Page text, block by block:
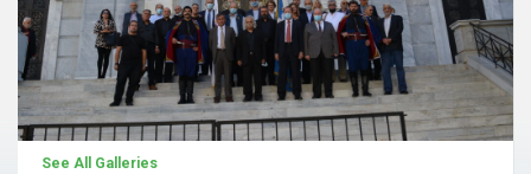
See All Galleries